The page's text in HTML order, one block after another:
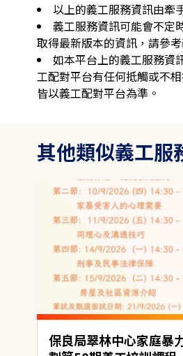
以上的義工服務資訊由牽
義工服務資訊可能會不定
取得最新版本的資訊，請參
如本平台上的義工服務資
工配對平台有任何抵觸或不
皆以義工配對平台為準。
其他類似義工服
保良局翠林中心家庭暴